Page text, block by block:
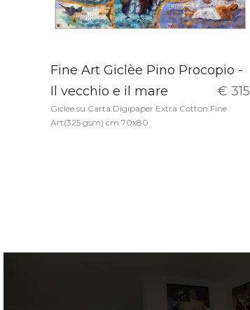
Fine Art Giclèe Pino Procopio -
Il vecchio e il mare
€ 315
Giclèe su Carta Digipaper Extra Cotton Fine
Art(325 gsm) cm 70x80